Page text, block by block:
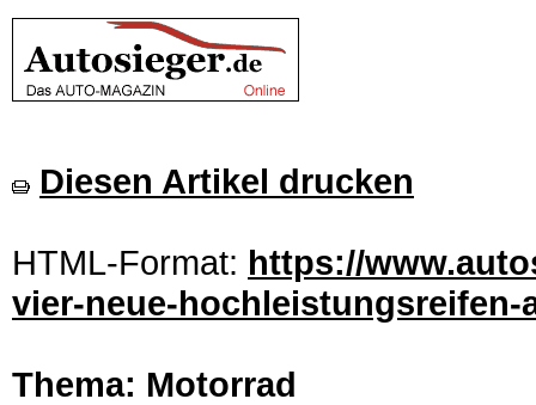
Diesen Artikel drucken
HTML-Format: https://
vier-neue-hochleistungsreifen-
Thema: Motorrad